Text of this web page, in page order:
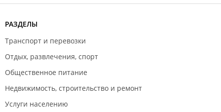
РАЗДЕЛЫ
Транспорт и перевозки
Отдых, развлечения, спорт
Общественное питание
Недвижимость, строительство и ремонт
Услуги населению